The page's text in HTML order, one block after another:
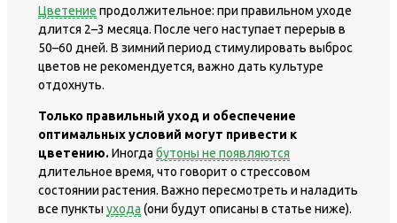
Цветение продолжительное: при правильном уходе
длится 2–3 месяца. После чего наступает перерыв в
50–60 дней. В зимний период стимулировать выброс
цветов не рекомендуется, важно дать культуре
отдохнуть.
Только правильный уход и обеспечение
оптимальных условий могут привести к
цветению. Иногда бутоны не появляются
длительное время, что говорит о стрессовом
состоянии растения. Важно пересмотреть и наладить
все пункты ухода (они будут описаны в статье ниже).